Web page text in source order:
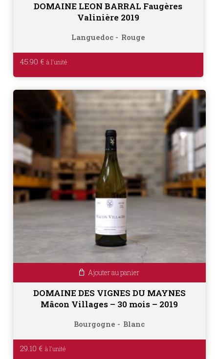
DOMAINE LEON BARRAL Faugères
Valinière 2019
Languedoc Rouge
45.90 €
Ajouter au panier
DOMAINE DES VIGNES DU MAYNES
Mâcon Villages – 30 mois – 2019
Bourgogne Blanc
29.10 €